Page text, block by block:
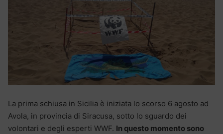
La prima schiusa in Sicilia è iniziata lo scorso 6 agosto ad
Avola, in provincia di Siracusa, sotto lo sguardo dei
volontari e degli esperti WWF. In questo momento sono